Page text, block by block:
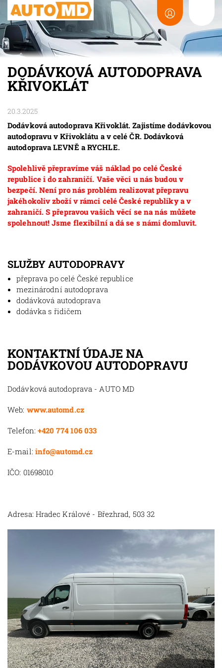
DODÁVKOVÁ AUTODOPRAVA
KŘIVOKLÁT
20.3.2025
Dodávková autodoprava Křivoklát. Zajistíme dodávkovou
autodopravu v Křivoklátu a v celé ČR. Dodávková
autodoprava LEVNĚ a RYCHLE.
Spolehlivě přepravíme váš náklad po celé České
republice i do zahraničí. Vaše věci u nás budou v
bezpečí. Není pro nás problém realizovat přepravu
jakéhokoliv zboží v rámci celé České republiky a v
zahraničí. S přepravou vašich věcí se na nás můžete
spolehnout! Jsme flexibilní a dá se s námi domluvit.
SLUŽBY AUTODOPRAVY
přeprava po celé České republice
mezinárodní autodoprava
dodávková autodoprava
dodávka s řidičem
KONTAKTNÍ ÚDAJE NA
DODÁVKOVOU AUTODOPRAVU
Dodávková autodoprava - AUTO MD
Web: www.automd.cz
Telefon: +420 774 106 033
E-mail: info@automd.cz
IČO: 01698010
Adresa: Hradec Králové - Březhrad, 503 32